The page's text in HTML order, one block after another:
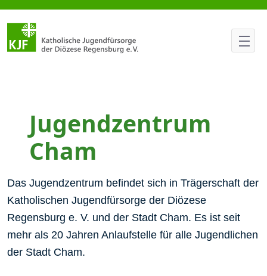
JUZ Cham
Jugendzentrum
Cham
Das Jugendzentrum befindet sich in Trägerschaft der
Katholischen Jugendfürsorge der Diözese
Regensburg e. V. und der Stadt Cham. Es ist seit
mehr als 20 Jahren Anlaufstelle für alle Jugendlichen
der Stadt Cham.